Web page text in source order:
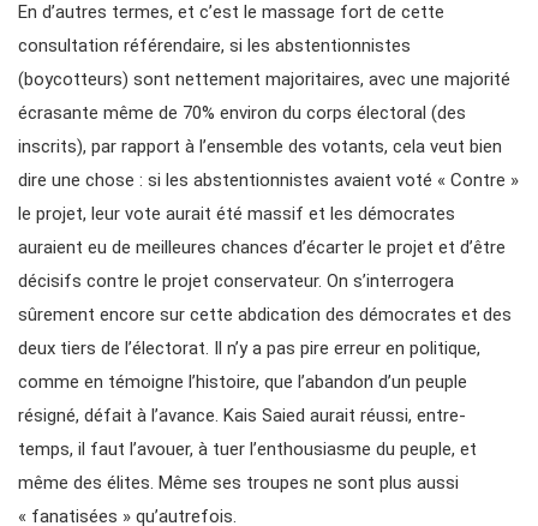
En d’autres termes, et c’est le massage fort de cette
consultation référendaire, si les abstentionnistes
(boycotteurs) sont nettement majoritaires, avec une majorité
écrasante même de 70% environ du corps électoral (des
inscrits), par rapport à l’ensemble des votants, cela veut bien
dire une chose : si les abstentionnistes avaient voté « Contre »
le projet, leur vote aurait été massif et les démocrates
auraient eu de meilleures chances d’écarter le projet et d’être
décisifs contre le projet conservateur. On s’interrogera
sûrement encore sur cette abdication des démocrates et des
deux tiers de l’électorat. Il n’y a pas pire erreur en politique,
comme en témoigne l’histoire, que l’abandon d’un peuple
résigné, défait à l’avance. Kais Saied aurait réussi, entre-
temps, il faut l’avouer, à tuer l’enthousiasme du peuple, et
même des élites. Même ses troupes ne sont plus aussi
« fanatisées » qu’autrefois.